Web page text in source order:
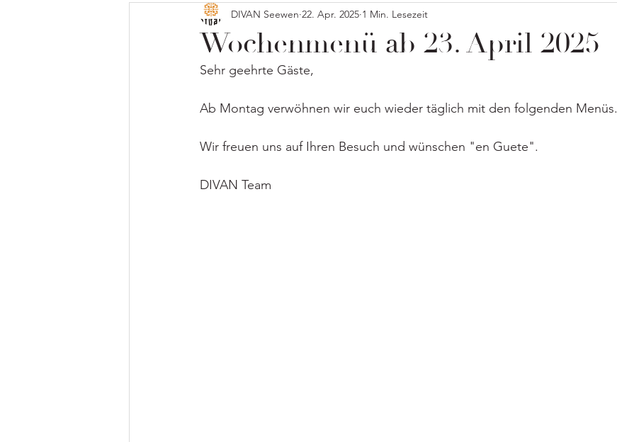
Wochenmenü ab 23. April 2025
DIVAN Seewen 22. Apr. 2025 1 Min. Lesezeit
Sehr geehrte Gäste,
Ab Montag verwöhnen wir euch wieder täglich mit den folgenden Menüs.
Wir freuen uns auf Ihren Besuch und wünschen "en Guete".
DIVAN Team